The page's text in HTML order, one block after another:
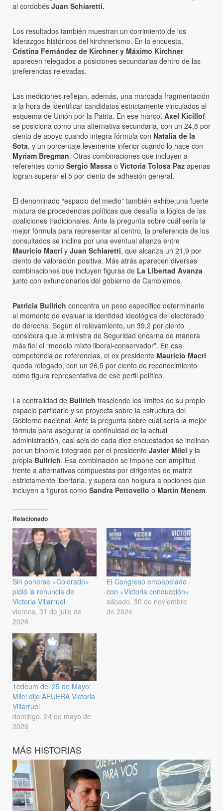
al cordobés Juan Schiaretti.
Los resultados también muestran un corrimiento de los
liderazgos históricos del kirchnerismo. En la encuesta,
Cristina Fernández de Kirchner y Máximo Kirchner
aparecen relegados a posiciones secundarias dentro de las
preferencias relevadas.
Las mediciones reflejan, además, una marcada fragmentación
a la hora de identificar candidatos estrictamente vinculados al
esquema de Unión por la Patria. En ese marco, Axel Kicillof
se posiciona como una alternativa secundaria, con un 24,8 por
ciento de apoyo cuando integra fórmula con Natalia de la
Sota, y un porcentaje levemente inferior cuando lo hace con
Myriam Bregman. Otras combinaciones que incluyen a
referentes como Sergio Massa o Victoria Tolosa Paz apenas
logran superar el 5 por ciento de adhesión general.
El denominado “espacio del medio” también exhibe una fuerte
mixtura de procedencias políticas que desafía la lógica de las
coaliciones tradicionales. Ante la pregunta sobre cuál sería la
mejor fórmula para representar al centro, la preferencia de los
consultados se inclina por una eventual alianza entre
Mauricio Macri y Juan Schiaretti, que alcanza un 21,9 por
ciento de valoración positiva. Más atrás aparecen diversas
combinaciones que incluyen figuras de La Libertad Avanza
junto con exfuncionarios del gobierno de Cambiemos.
Patricia Bullrich concentra un peso específico determinante
al momento de evaluar la identidad ideológica del electorado
de derecha. Según el relevamiento, un 39,2 por ciento
considera que la ministra de Seguridad encarna de manera
más fiel el “modelo mixto liberal-conservador”. En esa
competencia de referencias, el ex presidente Mauricio Macri
queda relegado, con un 26,5 por ciento de reconocimiento
como figura representativa de ese perfil político.
La centralidad de Bullrich trasciende los límites de su propio
espacio partidario y se proyecta sobre la estructura del
Gobierno nacional. Ante la pregunta sobre cuál sería la mejor
fórmula para asegurar la continuidad de la actual
administración, casi seis de cada diez encuestados se inclinan
por un binomio integrado por el presidente Javier Milei y la
propia Bullrich. Esa combinación se impone con amplitud
frente a alternativas compuestas por dirigentes de matriz
estrictamente libertaria, y supera con holgura a opciones que
incluyen a figuras como Sandra Pettovello o Martín Menem.
Relacionado
Sin ponerse «Colorado»
pidió la renuncia de
Victoria Villarruel
viernes, 31 de julio de
2026
El Congreso empapelado
con «Victoria conducción»
sábado, 30 de noviembre
de 2024
Tedeum del 25 de Mayo:
Milei dijo AFUERA Victoria
Villarruel
domingo, 24 de mayo de
2026
MÁS HISTORIAS